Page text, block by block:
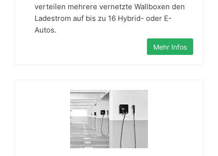
verteilen mehrere vernetzte Wallboxen den
Ladestrom auf bis zu 16 Hybrid- oder E-
Autos.
Mehr Infos